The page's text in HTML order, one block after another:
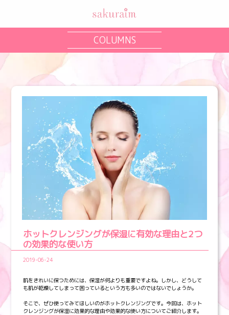
COLUMNS
ホットクレンジングが保湿に有効な理由と2つ
の効果的な使い方
2019-06-24
肌をきれいに保つためには、保湿が何よりも重要ですよね。しかし、どうして
も肌が乾燥してしまって困っているという方も多いのではないでしょうか。
そこで、ぜひ使ってみてほしいのがホットクレンジングです。今回は、ホット
クレンジングが保湿に効果的な理由や効果的な使い方についてご紹介します。